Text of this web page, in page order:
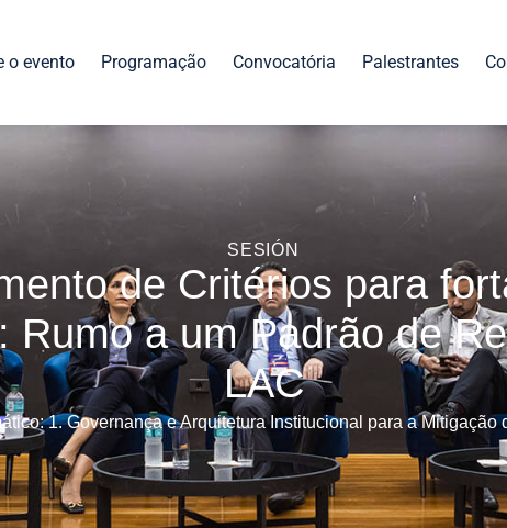
o evento Programação Convocatória Palestrantes
SESIÓN
de Critérios para
Rumo a um Padrão de
LAC
1. Governança e Arquitetura Institucional para a Mitigação